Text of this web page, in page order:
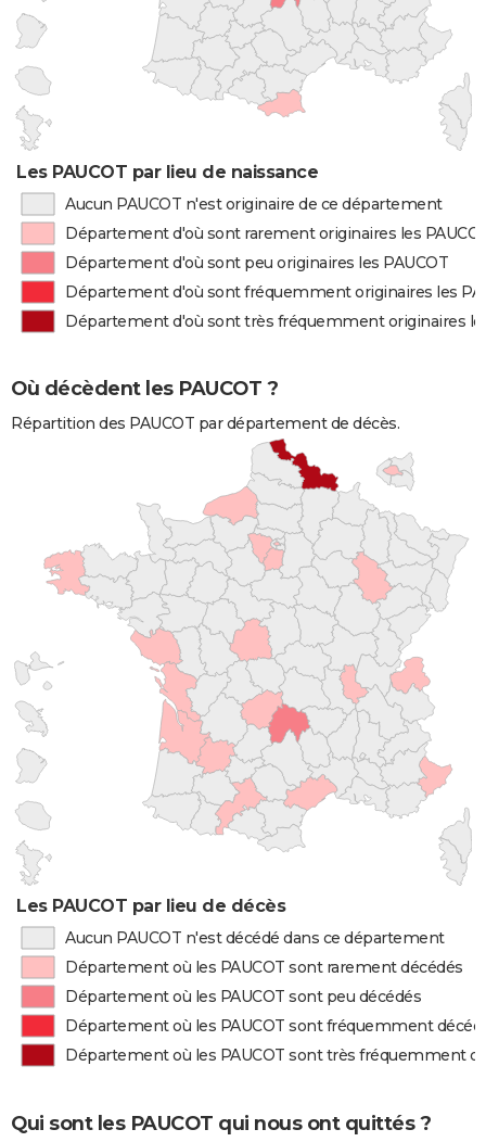
Les PAUCOT par lieu de naissance
Aucun PAUCOT n'est originaire de ce département
Département d'où sont rarement originaires les
Département d'où sont peu originaires les PAUCOT
Département d'où sont fréquemment originaires les
Département d'où sont très fréquemment originaires
Où décèdent les PAUCOT ?
Répartition des PAUCOT par département de décès.
Les PAUCOT par lieu de décès
Aucun PAUCOT n'est décédé dans ce département
Département où les PAUCOT sont rarement décédés
Département où les PAUCOT sont peu décédés
Département où les PAUCOT sont fréquemment
Département où les PAUCOT sont très fréquemment
Qui sont les PAUCOT qui nous ont quittés ?